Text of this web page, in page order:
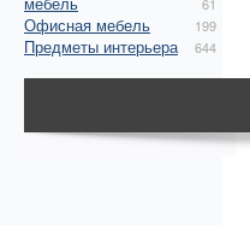
Офисная мебель 199
Предметы интерьера 644